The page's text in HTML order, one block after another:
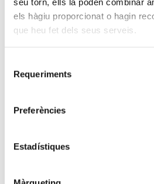
seu torn, ells la poden combinar
els hàgiu proporcionat o hagin
que heu fet dels seus serveis.
Requeriments
Preferències
Estadístiques
ENTRADAS MÁS POPULARES
SIGUE LEYENDO
Mucho más que comer